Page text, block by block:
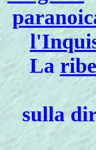
La
sulla